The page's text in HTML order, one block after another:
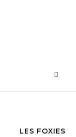
LES FOXIES